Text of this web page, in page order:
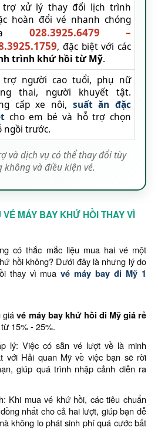
trợ xử lý thay đổi lịch trình
hoàn đổi vé nhanh chóng
028.3925.6479 –
, đặc biệt với các
trình khứ hồi từ Mỹ.
trợ người cao tuổi, phụ nữ
thai, người khuyết tật.
cấp xe nôi, suất ăn đặc
cho em bé và hỗ trợ chọn
ngồi trước.
và dịch vụ có thể thay đổi tùy
không và điều kiện vé.
MÁY BAY KHỨ HỒI THAY VÌ
có thắc mắc liệu mua hai vé một
hồi không? Dưới đây là nhưng lý do
thay vì muavé máy bay đi Mỹ 1
giávé máy bay khứ hồi đi Mỹ giá rẻ
15% - 25%.
lý: Việc có sẵn vé lượt về là minh
với Hải quan Mỹ về việc bạn sẽ rời
giúp quá trình nhập cảnh diễn ra
Khi mua vé khứ hồi, các tiêu chuẩn
nhất cho cả hai lượt, giúp bạn dễ
không lo phát sinh phí quá cước bất